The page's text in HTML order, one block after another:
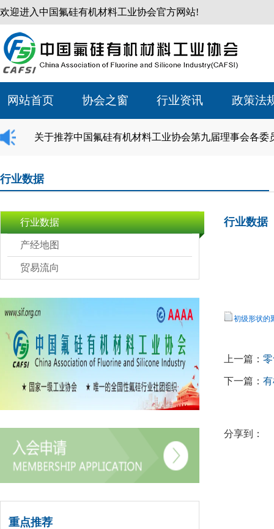
欢迎进入中国氟硅有机材料工业协会官方网站!
网站首页 协会之窗 行业资讯 政策法
关于推荐中国氟硅有机材料工业协会第九届理事会各委
行业数据
行业数据
产经地图
贸易流向
重点推荐
行业数据
初级形状的
上一篇：
下一篇：
分享到：